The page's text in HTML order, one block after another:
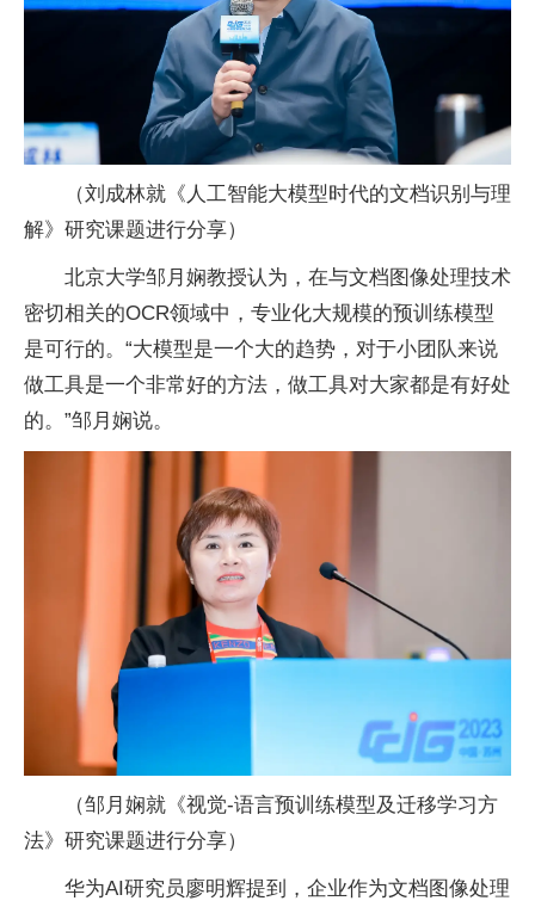
（刘成林就《人工智能大模型时代的文档识别与理
解》研究课题进行分享）
北京大学邹月娴教授认为，在与文档图像处理技术
密切相关的OCR领域中，专业化大规模的预训练模型
是可行的。“大模型是一个大的趋势，对于小团队来说
做工具是一个非常好的方法，做工具对大家都是有好处
的。”邹月娴说。
（邹月娴就《视觉-语言预训练模型及迁移学习方
法》研究课题进行分享）
华为AI研究员廖明辉提到，企业作为文档图像处理